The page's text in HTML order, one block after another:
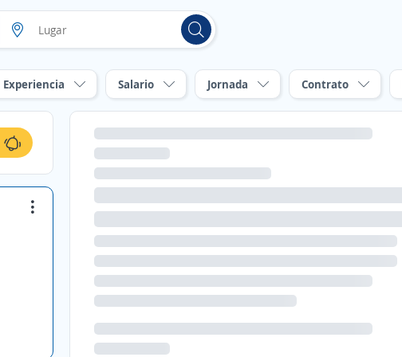
Experiencia Salario Jornada Contrato